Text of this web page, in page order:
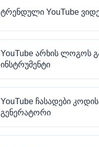
ტრენდული YouTube
YouTube არხის ლოგოს
ინსტრუმენტი
YouTube ჩასადები კოდის
გენერატორი